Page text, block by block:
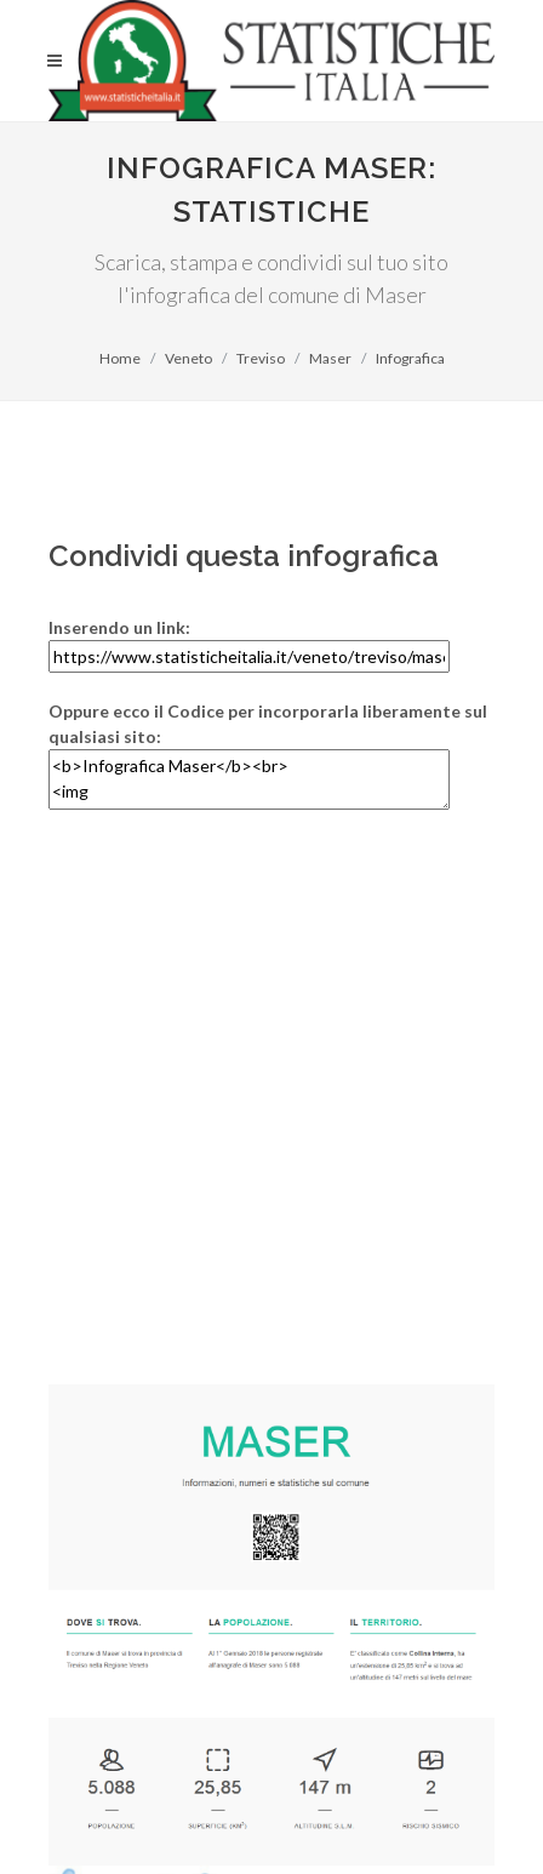
INFOGRAFICA MASER:
STATISTICHE
Scarica, stampa e condividi sul tuo sito
l'infografica del comune di Maser
Home Veneto Treviso Maser Infografica
Condividi questa infografica
Inserendo un link:
Oppure ecco il Codice per incorporarla liberamente sul
qualsiasi sito: